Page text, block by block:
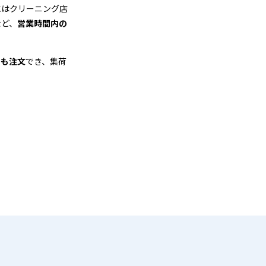
クリーニング店
、 営業時間内の
注文でき、集荷